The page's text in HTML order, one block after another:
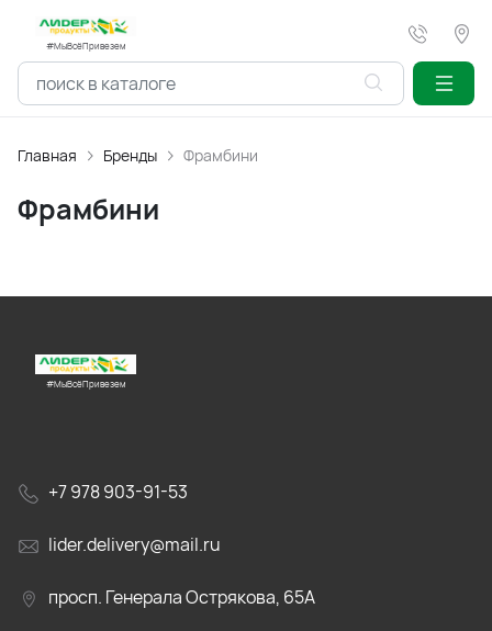
#МыВсёПривезем
Главная Бренды Фрамбини
Фрамбини
#МыВсёПривезем
+7 978 903-91-53
lider.delivery@mail.ru
просп. Генерала Острякова, 65А